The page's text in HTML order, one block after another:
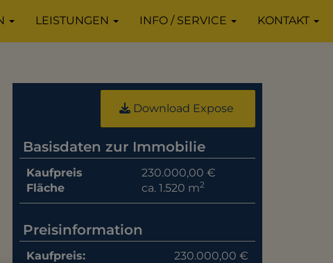
LEISTUNGEN INFO / SERVICE KONTAKT
Download Expose
Basisdaten zur Immobilie
Kaufpreis
230.000,00 €
Fläche
ca. 1.520 m2
Preisinformation
Kaufpreis: 230.000,00 €